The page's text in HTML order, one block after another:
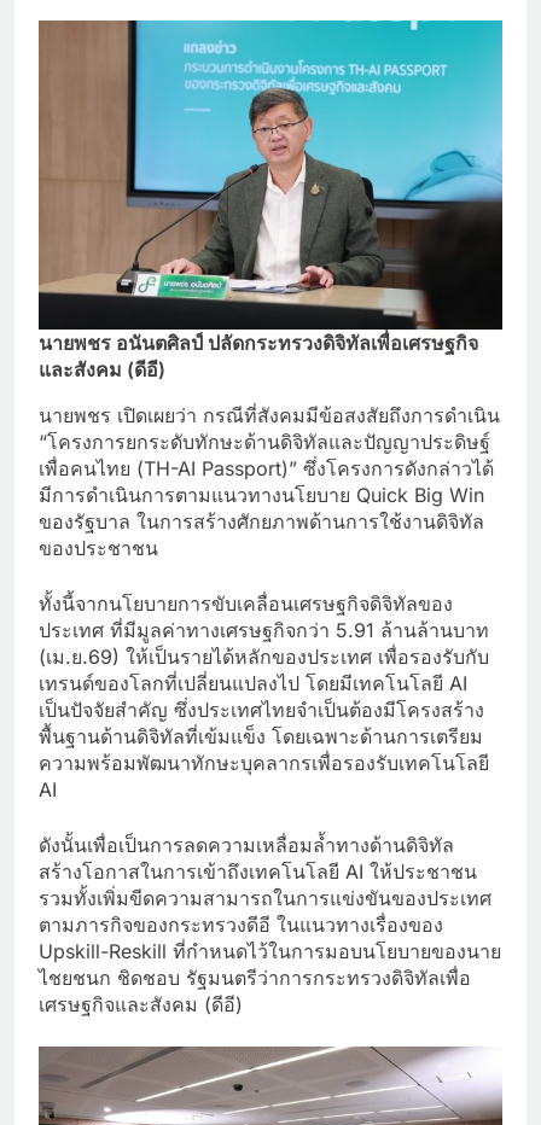
นายพชร อนันตศิลป์ ปลัดกระทรวงดิจิทัลเพื่อเศรษฐกิจ
และสังคม (ดีอี)
นายพชร เปิดเผยว่า กรณีที่สังคมมีข้อสงสัยถึงการดำเนิน
“โครงการยกระดับทักษะด้านดิจิทัลและปัญญาประดิษฐ์
เพื่อคนไทย (TH-AI Passport)” ซึ่งโครงการดังกล่าวได้
มีการดำเนินการตามแนวทางนโยบาย Quick Big Win
ของรัฐบาล ในการสร้างศักยภาพด้านการใช้งานดิจิทัล
ของประชาชน
ทั้งนี้จากนโยบายการขับเคลื่อนเศรษฐกิจดิจิทัลของ
ประเทศ ที่มีมูลค่าทางเศรษฐกิจกว่า 5.91 ล้านล้านบาท
(เม.ย.69) ให้เป็นรายได้หลักของประเทศ เพื่อรองรับกับ
เทรนด์ของโลกที่เปลี่ยนแปลงไป โดยมีเทคโนโลยี AI
เป็นปัจจัยสำคัญ ซึ่งประเทศไทยจำเป็นต้องมีโครงสร้าง
พื้นฐานด้านดิจิทัลที่เข้มแข็ง โดยเฉพาะด้านการเตรียม
ความพร้อมพัฒนาทักษะบุคลากรเพื่อรองรับเทคโนโลยี
AI
ดังนั้นเพื่อเป็นการลดความเหลื่อมล้ำทางด้านดิจิทัล
สร้างโอกาสในการเข้าถึงเทคโนโลยี AI ให้ประชาชน
รวมทั้งเพิ่มขีดความสามารถในการแข่งขันของประเทศ
ตามภารกิจของกระทรวงดีอี ในแนวทางเรื่องของ
Upskill-Reskill ที่กำหนดไว้ในการมอบนโยบายของนาย
ไชยชนก ชิดชอบ รัฐมนตรีว่าการกระทรวงดิจิทัลเพื่อ
เศรษฐกิจและสังคม (ดีอี)